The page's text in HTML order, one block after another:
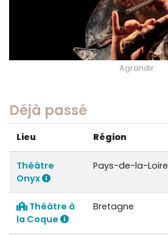
Agrandir
Déjà passé
Lieu Région
Théâtre
Onyx
Pays-de-la-Loire
Théâtre à
la Coque
Bretagne